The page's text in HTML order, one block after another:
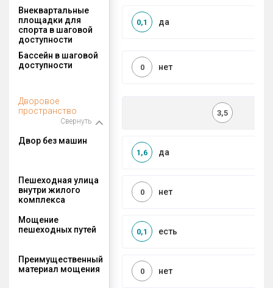
Внеквартальные
площадки для
спорта в шаговой
доступности
да
0,1
Бассейн в шаговой
доступности
нет
0
Дворовое
пространство
Свернуть
3,5
Двор без машин
да
1,6
Пешеходная улица
внутри жилого
комплекса
нет
0
Мощение
пешеходных путей
есть
0,1
Преимущественный
материал мощения
нет
0